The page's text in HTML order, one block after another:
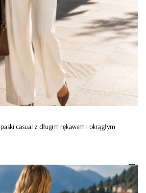
casual z długim rękawem i okrągłym